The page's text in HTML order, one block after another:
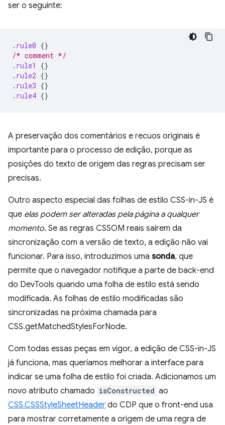
ser o seguinte:
. rule0 {}
/* comment */
. rule1
{}
. rule2 {}
. rule3 {}
. rule4 {}
A preservação dos comentários e recuos originais é
importante para o processo de edição, porque as
posições do texto de origem das regras precisam ser
precisas.
Outro aspecto especial das folhas de estilo CSS-in-JS é
que elas podem ser alteradas pela página a qualquer
momento. Se as regras CSSOM reais saírem da
sincronização com a versão de texto, a edição não vai
funcionar. Para isso, introduzimos uma sonda, que
permite que o navegador notifique a parte de back-end
do DevTools quando uma folha de estilo está sendo
modificada. As folhas de estilo modificadas são
sincronizadas na próxima chamada para
CSS.getMatchedStylesForNode.
Com todas essas peças em vigor, a edição de CSS-in-JS
já funciona, mas queríamos melhorar a interface para
indicar se uma folha de estilo foi criada. Adicionamos um
novo atributo chamado isConstructed ao
CSS.CSSStyleSheetHeader do CDP que o front-end usa
para mostrar corretamente a origem de uma regra de